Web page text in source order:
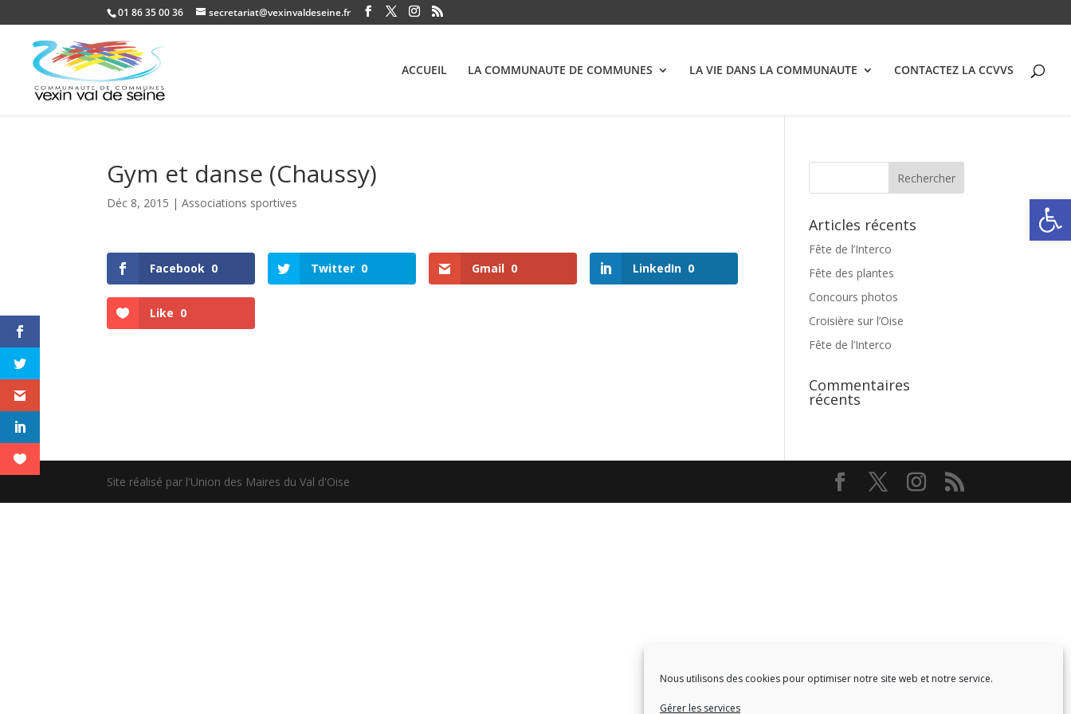
Nous utilisons des cookies pour optimiser notre site web et notre service.
Gérer les services
Ouvrir
01 86 35 00 36 secretariat@vexinvaldeseine.fr
ACCUEIL LA COMMUNAUTE DE COMMUNES LA VIE DANS LA COMMUNAUTE CONTACTEZ LA CCVVS
Gym et danse (Chaussy)
Déc 8, 2015 |Associations sportives
Facebook 0 Twitter 0 Gmail 0 LinkedIn 0
Like 0
Articles récents
Fête de l’Interco
Fête des plantes
Concours photos
Croisière sur l’Oise
Fête de l’Interco
Commentaires
récents
Site réalisé par l'Union des Maires du Val d'Oise